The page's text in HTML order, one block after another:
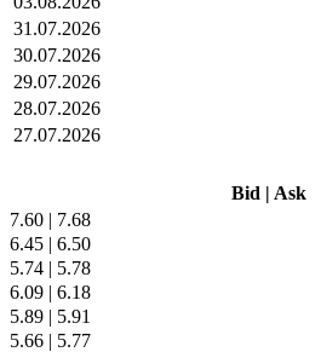
31.07.2026
30.07.2026
29.07.2026
28.07.2026
27.07.2026
Bid | Ask
7.60 | 7.68
6.45 | 6.50
5.74 | 5.78
6.09 | 6.18
5.89 | 5.91
5.66 | 5.77